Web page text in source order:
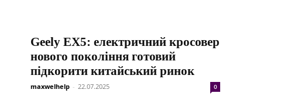
Geely EX5: електричний кросовер
нового покоління готовий
підкорити китайський ринок
maxwelhelp - 22.07.2025 0